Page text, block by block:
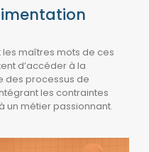
maîtres mots de ces
d’accéder à la
des processus de
les contraintes
un métier passionnant.